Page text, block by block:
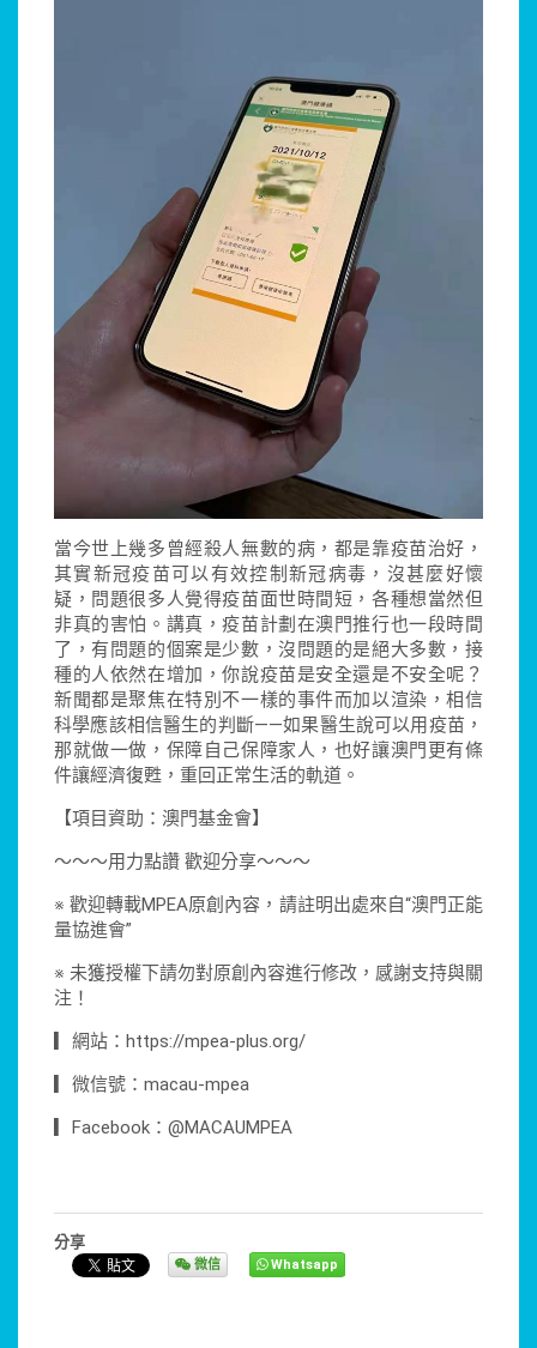
當今世上幾多曾經殺人無數的病，都是靠疫苗治好，
其實新冠疫苗可以有效控制新冠病毒，沒甚麼好懷
疑，問題很多人覺得疫苗面世時間短，各種想當然但
非真的害怕。講真，疫苗計劃在澳門推行也一段時間
了，有問題的個案是少數，沒問題的是絕大多數，接
種的人依然在增加，你說疫苗是安全還是不安全呢？
新聞都是聚焦在特別不一樣的事件而加以渲染，相信
科學應該相信醫生的判斷——如果醫生說可以用疫苗，
那就做一做，保障自己保障家人，也好讓澳門更有條
件讓經濟復甦，重回正常生活的軌道。
【項目資助：澳門基金會】
～～～用力點讚 歡迎分享～～～
※ 歡迎轉載MPEA原創內容，請註明出處來自“澳門正能
量協進會”
※ 未獲授權下請勿對原創內容進行修改，感謝支持與關
注！
▎網站：https://mpea-plus.org/
▎微信號：macau-mpea
▎Facebook：@MACAUMPEA
分享
微信 Whatsapp